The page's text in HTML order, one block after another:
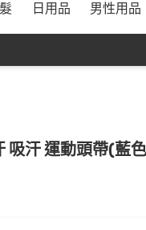
日用品 男性用品
吸汗 運動頭帶(藍